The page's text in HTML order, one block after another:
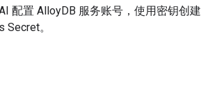
配置 AlloyDB 服务账号，使用密钥创建
。